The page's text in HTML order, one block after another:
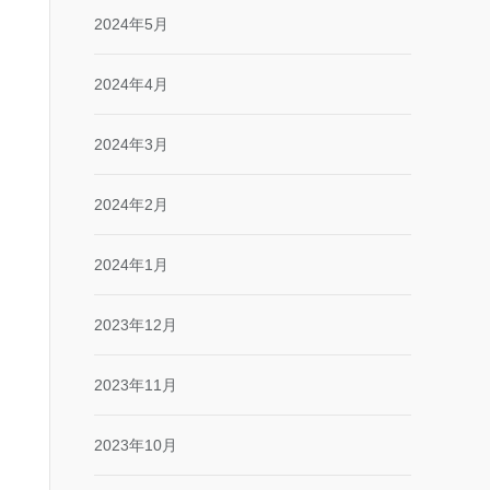
2024年5月
2024年4月
2024年3月
2024年2月
2024年1月
2023年12月
2023年11月
2023年10月